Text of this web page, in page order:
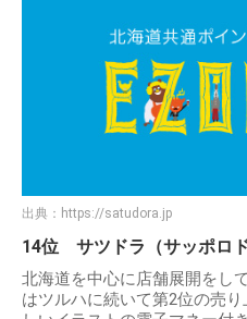
出典： https://satudora.jp
14位 サツドラ（サッポロド
北海道を中心に店舗展開をし
はツルハに続いて第2位の売